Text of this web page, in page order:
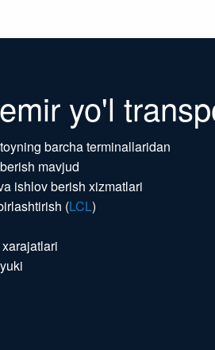
yo'l
barcha terminallaridan
mavjud
ishlov berish xizmatlari
(LCL)